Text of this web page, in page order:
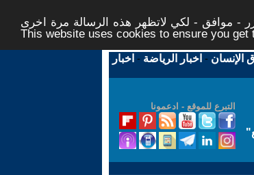
- موافق - لكي لاتظهر هذه الرسالة مرة اخرى -
This website uses cookies to ensure you
الإنسان - اخبار الرياضة - اخبار
التبرع للموقع - ادعمونا
"